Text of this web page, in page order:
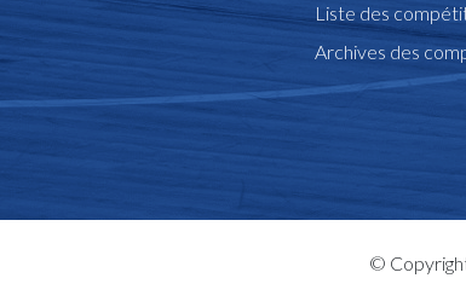
Liste des
Archives des
©